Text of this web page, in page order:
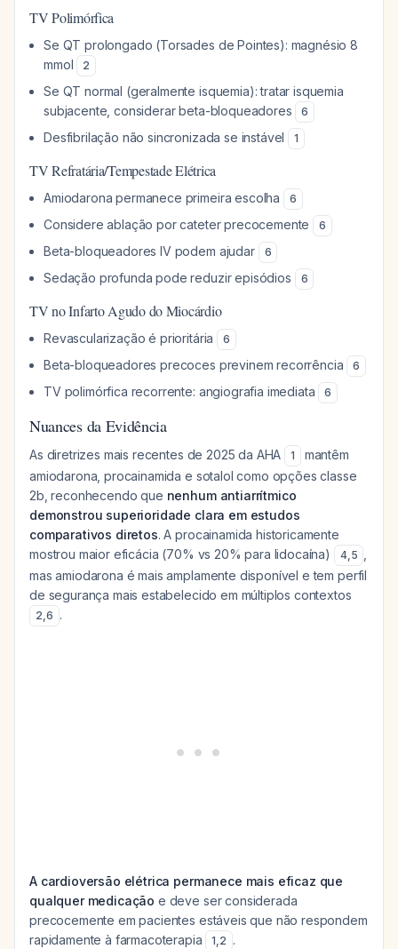
TV Polimórfica
Se QT prolongado (Torsades de Pointes): magnésio 8
mmol
2
Se QT normal (geralmente isquemia): tratar isquemia
subjacente, considerar beta-bloqueadores
6
Desfibrilação não sincronizada se instável 1
TV Refratária/Tempestade Elétrica
Amiodarona permanece primeira escolha 6
Considere ablação por cateter precocemente 6
Beta-bloqueadores IV podem ajudar 6
Sedação profunda pode reduzir episódios 6
TV no Infarto Agudo do Miocárdio
Revascularização é prioritária 6
Beta-bloqueadores precoces previnem recorrência 6
TV polimórfica recorrente: angiografia imediata 6
Nuances da Evidência
As diretrizes mais recentes de 2025 da AHA 1
mantêm
amiodarona, procainamida e sotalol como opções classe
2b, reconhecendo que nenhum antiarrítmico
demonstrou superioridade clara em estudos
comparativos diretos. A procainamida historicamente
mostrou maior eficácia (70% vs 20% para lidocaína)
4,5
mas amiodarona é mais amplamente disponível e tem perfil
de segurança mais estabelecido em múltiplos contextos
2,6 .
A cardioversão elétrica permanece mais eficaz que
qualquer medicação e deve ser considerada
precocemente em pacientes estáveis que não respondem
rapidamente à farmacoterapia
1,2 .